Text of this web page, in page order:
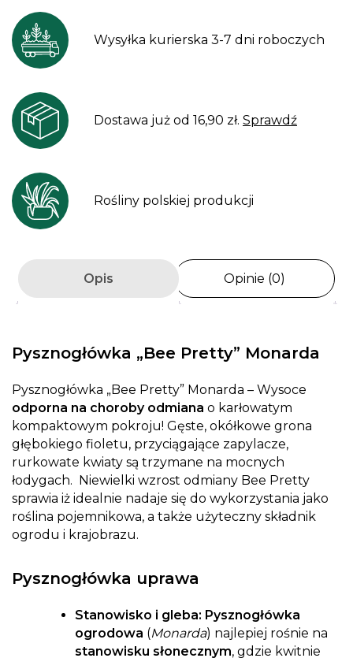
Wysyłka kurierska 3-7 dni roboczych
Dostawa już od 16,90 zł. Sprawdź
Rośliny polskiej produkcji
Opis Opinie (0)
Pysznogłówka „Bee Pretty” Monarda
Pysznogłówka „Bee Pretty” Monarda – Wysoce
odporna na choroby odmiana o karłowatym
kompaktowym pokroju! Gęste, okółkowe grona
głębokiego fioletu, przyciągające zapylacze,
rurkowate kwiaty są trzymane na mocnych
łodygach. Niewielki wzrost odmiany Bee Pretty
sprawia iż idealnie nadaje się do wykorzystania jako
roślina pojemnikowa, a także użyteczny składnik
ogrodu i krajobrazu.
Pysznogłówka uprawa
Stanowisko i gleba: Pysznogłówka
ogrodowa (Monarda) najlepiej rośnie na
stanowisku słonecznym, gdzie kwitnie